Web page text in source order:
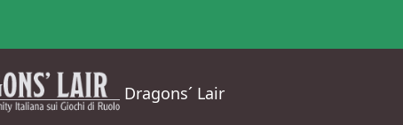
Dragons´ Lair